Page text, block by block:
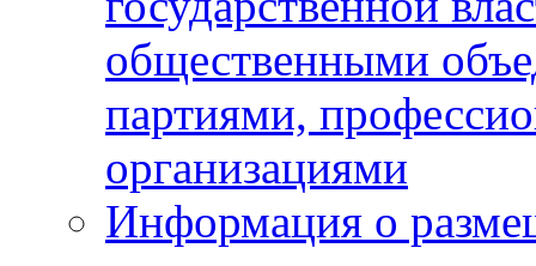
общественными
партиями,
организациями
Информация о